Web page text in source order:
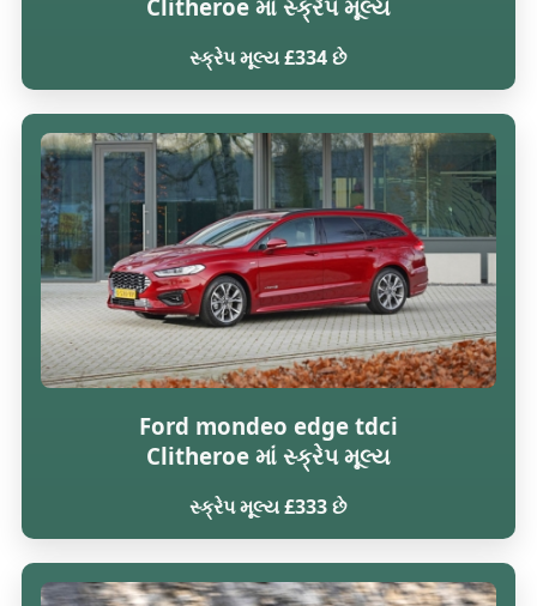
Clitheroe માં સ્ક્રેપ મૂલ્ય
સ્ક્રેપ મૂલ્ય £334 છે
Ford mondeo edge tdci
Clitheroe માં સ્ક્રેપ મૂલ્ય
સ્ક્રેપ મૂલ્ય £333 છે